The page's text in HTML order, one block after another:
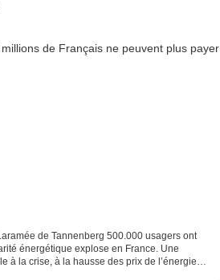
de Tannenberg 500.000 usagers ont
énergétique explose en France. Une
à la crise, à la hausse des prix de l’énergie et